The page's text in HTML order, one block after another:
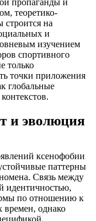
теоретико-
строится на
и
изучением
спортивного
только
точки приложения
глобальные
и эволюция
ксенофобии
паттерны
Связь между
идентичностью,
по отношению к
времен, однако